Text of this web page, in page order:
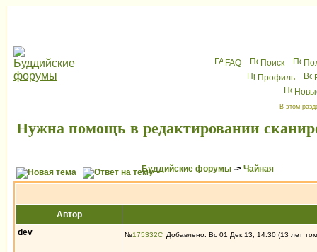
FAQ Поиск
Профиль
В этом
Нужна помощь в редактировании
Буддийские форумы -> Чайная
Автор
dev
№175332 Добавлено: Вс 01 Дек 13, 14:30 (13 лет